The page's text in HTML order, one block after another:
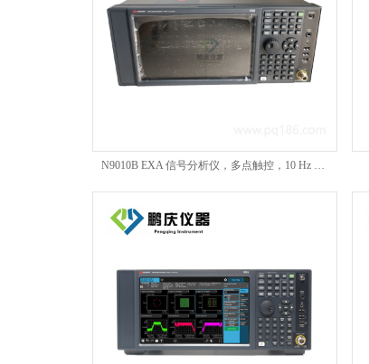
N9010B EXA 信号分析仪，多点触控，10 Hz 至 44 GHz